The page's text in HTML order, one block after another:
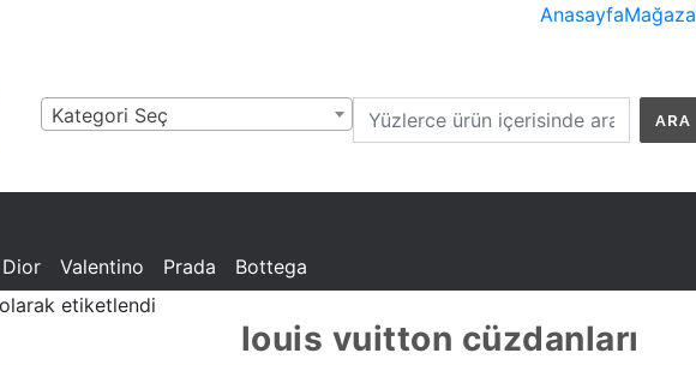
AnasayfaMağaza
Kategori Seç ARA
Valentino Prada
Bottega
etiketlendi
louis vuitton cüzdanları